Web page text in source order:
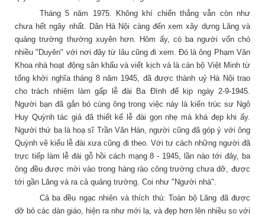
Tháng 5 năm 1975. Không khí chiến thắng vẫn còn như
chưa hết ngây nhất. Dân Hà Nội càng đến xem xây dựng Lăng và
quảng trường thường xuyên hơn. Hôm ấy, có ba người vốn chó
nhiều "Duyên" với nơi đây từ lâu cũng đi xem. Đó là ông Phạm Văn
Khoa nhà hoạt động sân khấu và viết kịch và là cán bộ Việt Minh từ
tổng khởi nghĩa tháng 8 năm 1945, đã được thành uỷ Hà Nội trao
cho trách nhiệm làm gấp lễ đài Ba Đình để kịp ngày 2-9-1945.
Người bạn đã gắn bó cùng ông trong việc này là kiến trúc sư Ngô
Huy Quỳnh tác giả đã thiết kế lễ đài gọn nhẹ mà khá đẹp khi ấy.
Người thứ ba là hoạ sĩ Trần Văn Hán, người cũng đã góp ý với ông
Quỳnh vẽ kiểu lễ đài xưa cũng đi theo. Với tư cách những người đã
trực tiếp làm lễ đài gỗ hồi cách mạng 8 - 1945, lần nào tới đây, ba
ông đều được mời vào trong hàng rào công trường chưa dỡ, được
tới gần Lăng và ra cả quảng trường. Coi như "Người nhà".
Cả ba đều ngạc nhiên và thích thú: Toàn bộ Lăng đã được
dỡ bỏ các dàn giáo, hiện ra như mới lạ, và đẹp hơn lên nhiều so với